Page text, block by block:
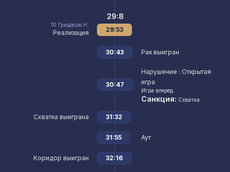
10 Гридасов Н.
Реализация
29:8
29:53
Рак выигран
30:43
Нарушение : Открытая
игра
Игра вперед
Санкция: Схватка
30:47
Схватка выиграна 31:32
Аут
31:55
Коридор выигран 32:16